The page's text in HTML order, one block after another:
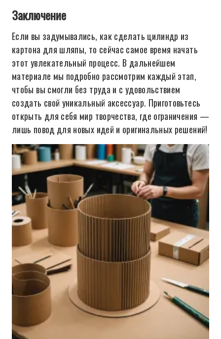
Заключение
Если вы задумывались, как сделать цилиндр из
картона для шляпы, то сейчас самое время начать
этот увлекательный процесс. В дальнейшем
материале мы подробно рассмотрим каждый этап,
чтобы вы смогли без труда и с удовольствием
создать свой уникальный аксессуар. Приготовьтесь
открыть для себя мир творчества, где ограничения —
лишь повод для новых идей и оригинальных решений!